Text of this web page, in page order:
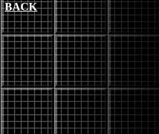
BACK